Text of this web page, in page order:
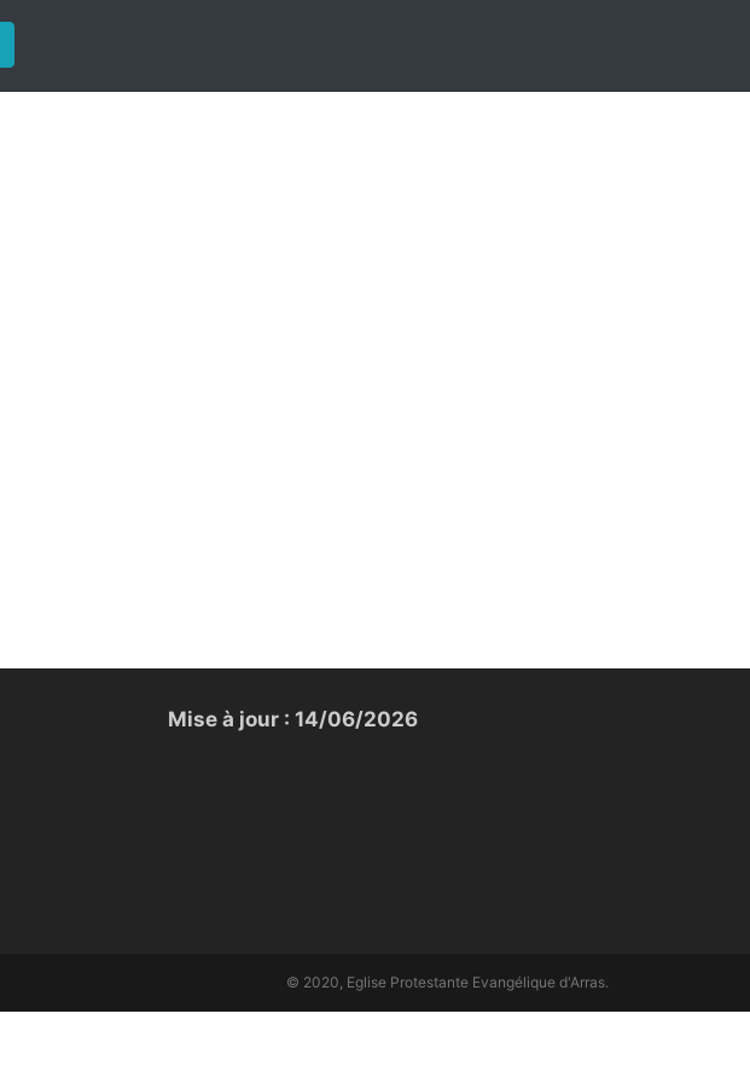
Mise à jour : 14/06/2026
© 2020, Eglise Protestante Evangélique d'Arras.